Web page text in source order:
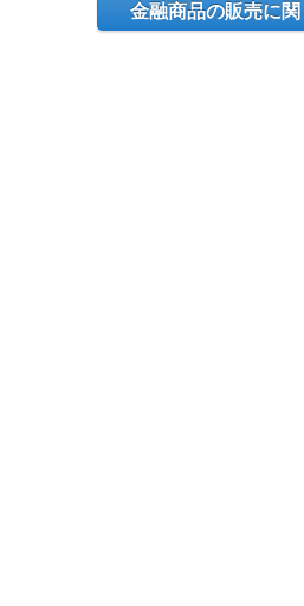
金融商品の販売に